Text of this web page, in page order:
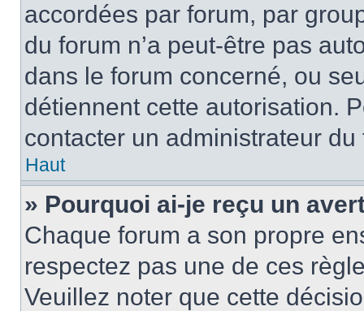
accordées par forum, par
du forum n’a peut-être pas
dans le forum concerné, ou
détiennent cette autorisation.
contacter un administrateur du
Haut
» Pourquoi ai-je reçu un
Chaque forum a son propre
respectez pas une de ces
Veuillez noter que cette